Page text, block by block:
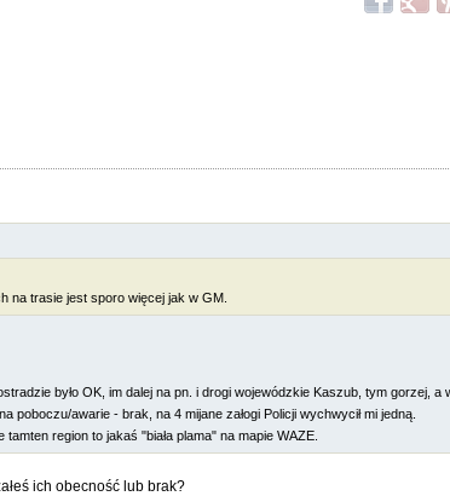
na trasie jest sporo więcej jak w GM.
było OK, im dalej na pn. i drogi wojewódzkie Kaszub, tym gorzej, a
awarie - brak, na 4 mijane załogi Policji wychwycił mi jedną.
region to jakaś "biała plama" na mapie WAZE.
ich obecność lub brak?